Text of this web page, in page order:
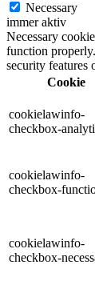
Necessary
immer aktiv
Necessary
function
security features
Cookie
cookielawinfo-
checkbox-
cookielawinfo-
checkbox-
cookielawinfo-
checkbox-